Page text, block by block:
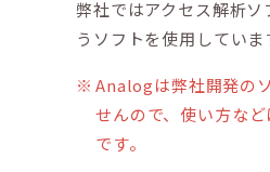
弊社ではアクセス解析
うソフトを使用していま
Analogは弊社開発の
せんので、使い方な
です。